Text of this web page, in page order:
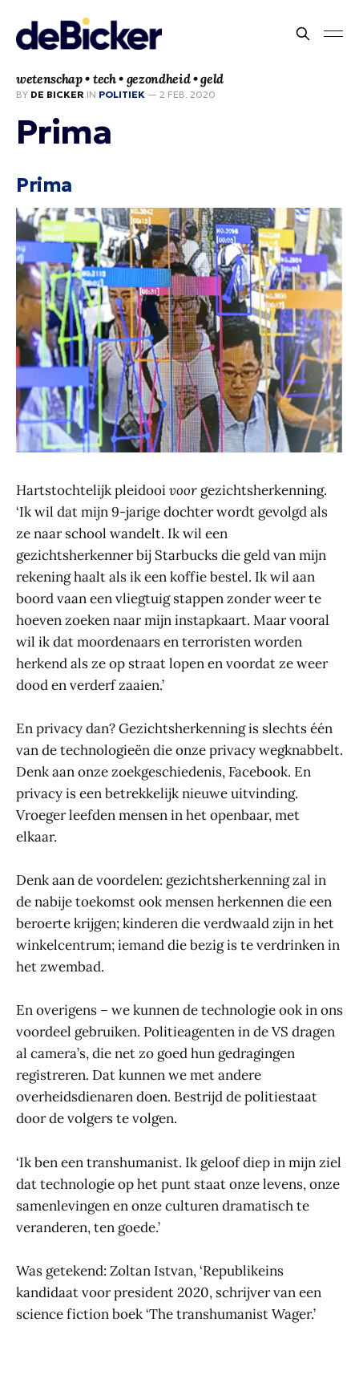
wetenschap • tech • gezondheid • geld
BY DE BICKER IN POLITIEK — 2 FEB. 2020
Prima
Prima
Hartstochtelijk pleidooivoor gezichtsherkenning.
‘Ik wil dat mijn 9-jarige dochter wordt gevolgd als
ze naar school wandelt. Ik wil een
gezichtsherkenner bij Starbucks die geld van mijn
rekening haalt als ik een koffie bestel. Ik wil aan
boord vaan een vliegtuig stappen zonder weer te
hoeven zoeken naar mijn instapkaart. Maar vooral
wil ik dat moordenaars en terroristen worden
herkend als ze op straat lopen en voordat ze weer
dood en verderf zaaien.’
En privacy dan? Gezichtsherkenning is slechts één
van de technologieën die onze privacy wegknabbelt.
Denk aan onze zoekgeschiedenis, Facebook. En
privacy is een betrekkelijk nieuwe uitvinding.
Vroeger leefden mensen in het openbaar, met
elkaar.
Denk aan de voordelen: gezichtsherkenning zal in
de nabije toekomst ook mensen herkennen die een
beroerte krijgen; kinderen die verdwaald zijn in het
winkelcentrum; iemand die bezig is te verdrinken in
het zwembad.
En overigens – we kunnen de technologie ook in ons
voordeel gebruiken. Politieagenten in de VS dragen
al camera’s, die net zo goed hun gedragingen
registreren. Dat kunnen we met andere
overheidsdienaren doen. Bestrijd de politiestaat
door de volgers te volgen.
‘Ik ben een transhumanist. Ik geloof diep in mijn ziel
dat technologie op het punt staat onze levens, onze
samenlevingen en onze culturen dramatisch te
veranderen, ten goede.’
Was getekend: Zoltan Istvan, ‘Republikeins
kandidaat voor president 2020, schrijver van een
science fiction boek ‘The transhumanist Wager.’